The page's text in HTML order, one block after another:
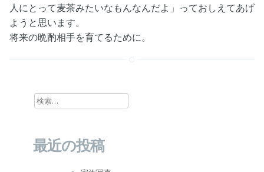
人にとって麦茶みたいなもんなんだよ」っておしえてあげ
ようと思います。
将来の晩酌相手を育てるために。
検索:
最近の投稿